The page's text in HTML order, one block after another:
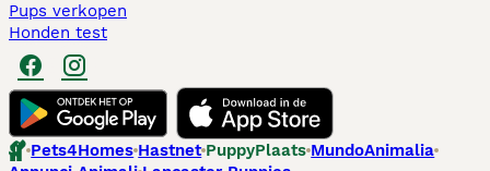
Pups verkopen
Honden test
Pets4Homes Hastnet PuppyPlaats MundoAnimalia